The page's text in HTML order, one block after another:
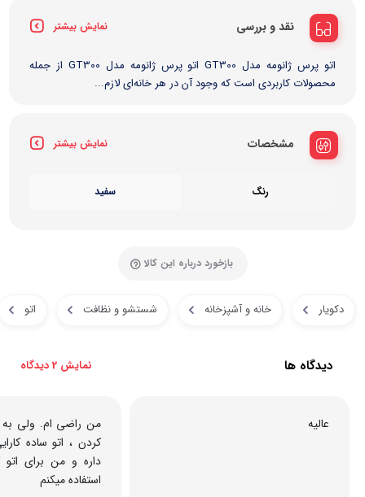
نقد و بررسی نمایش بیشتر
اتو پرس ژانومه مدل GT300 اتو پرس ژانومه مدل GT300 از جمله
محصولات کاربردی است که وجود آن در هر خانه‌ای لازم...
مشخصات نمایش بیشتر
رنگ سفید
بازخورد درباره این کالا
دکویار خانه و آشپزخانه شستشو و نظافت اتو
دیدگاه ها نمایش 2 دیدگاه
عالیه
من راضی ام. ولی به
کردن ، اتو ساده
داره و من برای
استفاده میکنم